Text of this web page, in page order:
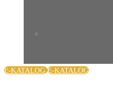
E-KATALOGE-KATALOG